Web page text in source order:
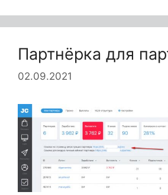
Партнёрка для
02.09.2021